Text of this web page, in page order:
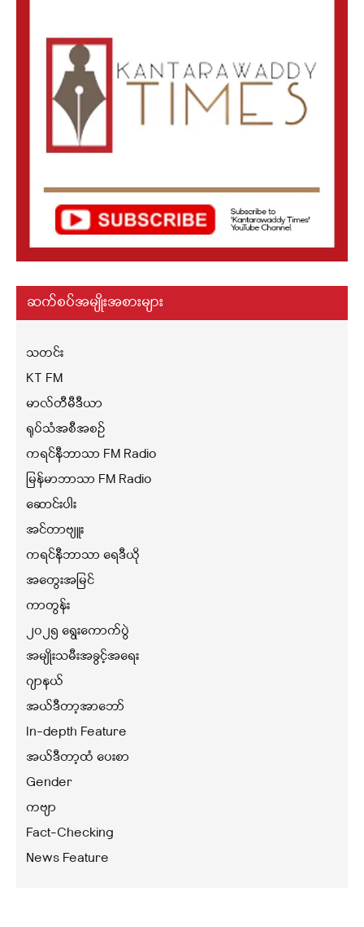
ဆက်စပ်အမျိုးအစားများ
သတင်း
KT FM
မာလ်တီမီဒီယာ
ရုပ်သံအစီအစဉ်
ကရင်နီဘာသာ FM Radio
မြန်မာဘာသာ FM Radio
ဆောင်းပါး
အင်တာဗျူး
ကရင်နီဘာသာ ရေဒီယို
အတွေးအမြင်
ကာတွန်း
၂၀၂၅ ရွေးကောက်ပွဲ
အမျိုးသမီးအခွင့်အရေး
ဂျာနယ်
အယ်ဒီတာ့အာဘော်
In-depth Feature
အယ်ဒီတာ့ထံ ပေးစာ
Gender
ကဗျာ
Fact-Checking
News Feature